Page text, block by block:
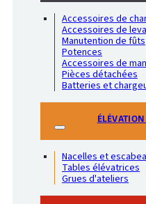
Accessoires de
Accessoires de
Manutention de fûts
Potences
Accessoires de
Pièces détachées
Batteries et
Nacelles et
Tables élévatrices
Grues d'ateliers